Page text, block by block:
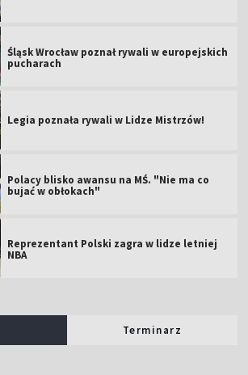
Śląsk Wrocław poznał rywali w europejskich
pucharach
Legia poznała rywali w Lidze Mistrzów!
Polacy blisko awansu na MŚ. "Nie ma co
bujać w obłokach"
Reprezentant Polski zagra w lidze letniej
NBA
Terminarz